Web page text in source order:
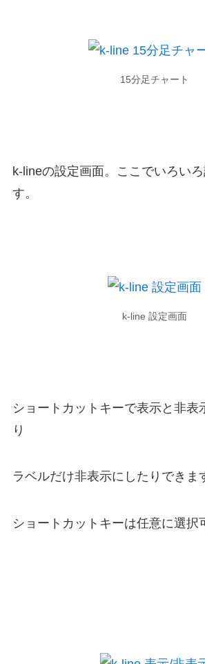
15分足チャート
k-lineの設定画面。ここでいろい
す。
k-line 設定画面
ショートカットキーで表示と非表
り
ラベルだけ非表示にしたりできま
ショートカットキーは任意に選択